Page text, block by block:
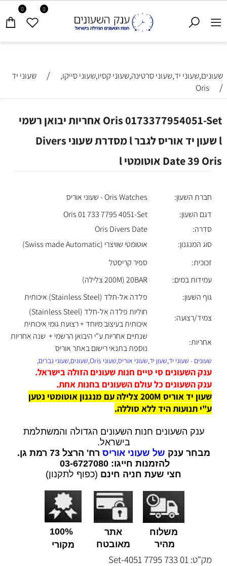
0 0
שעונים,שעוני יד,שעוני סרטינה,שעוני קסיו,שעוני סייקו, / שעוני יד
/
Oris
Oris 0173377954051-Set אחריות יבואן רשמי
l שעון יד אוריס לגבר l מסדרת שעוני Divers
Date 39 Oris אוטומטי l
חברת השעון:
Oris Watches - שעוני אוריס
דגם השעון:
Oris 01 733 7795 4051-Set
סדרה:
Oris Divers Date
סוג המנגנון:
אוטומטי שוויצרי (Swiss made Automatic)
זכוכית:
ספיר קריסטל
עמידות במים:
20BAR (200M צלילה)
גוף השעון:
פלדה אל-חלד (Stainless Steel) איכותית
צמיד/רצועה:
חוליות פלדה אל-חלד (Stainless Steel)
איכותית בעיצוב מיוחד + רצועת גומי איכותית
אחריות:
שנתיים אחריות ע"י היבואן הרשמי + שנה אחריות
נוספת בתנאי רישום באתר אוריס
שעונים - שעוני יד,שעון יד,שעוני אוריס,שעוני Oris,שעונים,שעוני גברים,
ענק השעונים סי טיים חנות שעונים הזולה בישראל.
ענק השעונים כל עולם השעונים בחנות אחת.
שעון יד אוריס 200M צלילה עם מנגנון אוטומטי נטען
ע"י תנועות היד ללא סוללה.
ענק השעונים חנות השעונים הגדולה והמשתלמת
בישראל.
מבחר ענק של שעוני אוריס רח' הרצל 73 רמת גן.
להזמנות חייגו: 03-6727080
חצי שעת חניה חינם (כפוף לתקנון)
משלוח
מהיר
אתר
מאובטח
100%
מקורי
מק"ט: 01 733 7795 4051-Set